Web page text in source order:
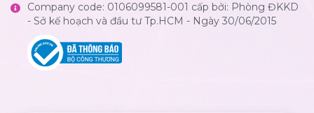
Company code: 0106099581-001 cấp bởi: Phòng ĐKKD
- Sở kế hoạch và đầu tư Tp.HCM - Ngày 30/06/2015